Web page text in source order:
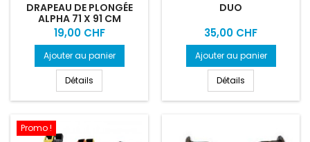
DRAPEAU DE PLONGÉE
ALPHA 71 X 91 CM
Prix
19,00 CHF
Ajouter au panier
Détails
DUO
Prix
35,00 CHF
Ajouter au panier
Détails
Promo !